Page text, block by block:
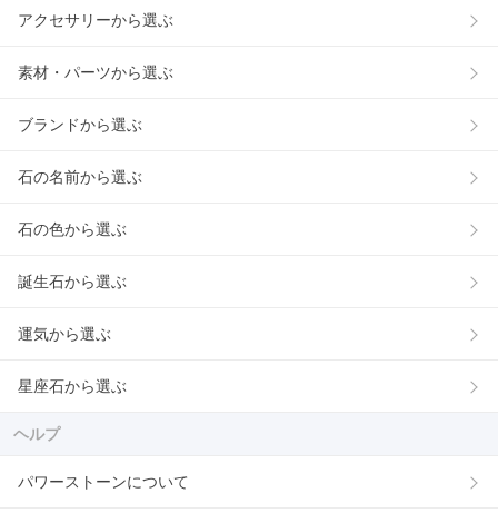
アクセサリーから選ぶ
素材・パーツから選ぶ
ブランドから選ぶ
石の名前から選ぶ
石の色から選ぶ
誕生石から選ぶ
運気から選ぶ
星座石から選ぶ
ヘルプ
パワーストーンについて